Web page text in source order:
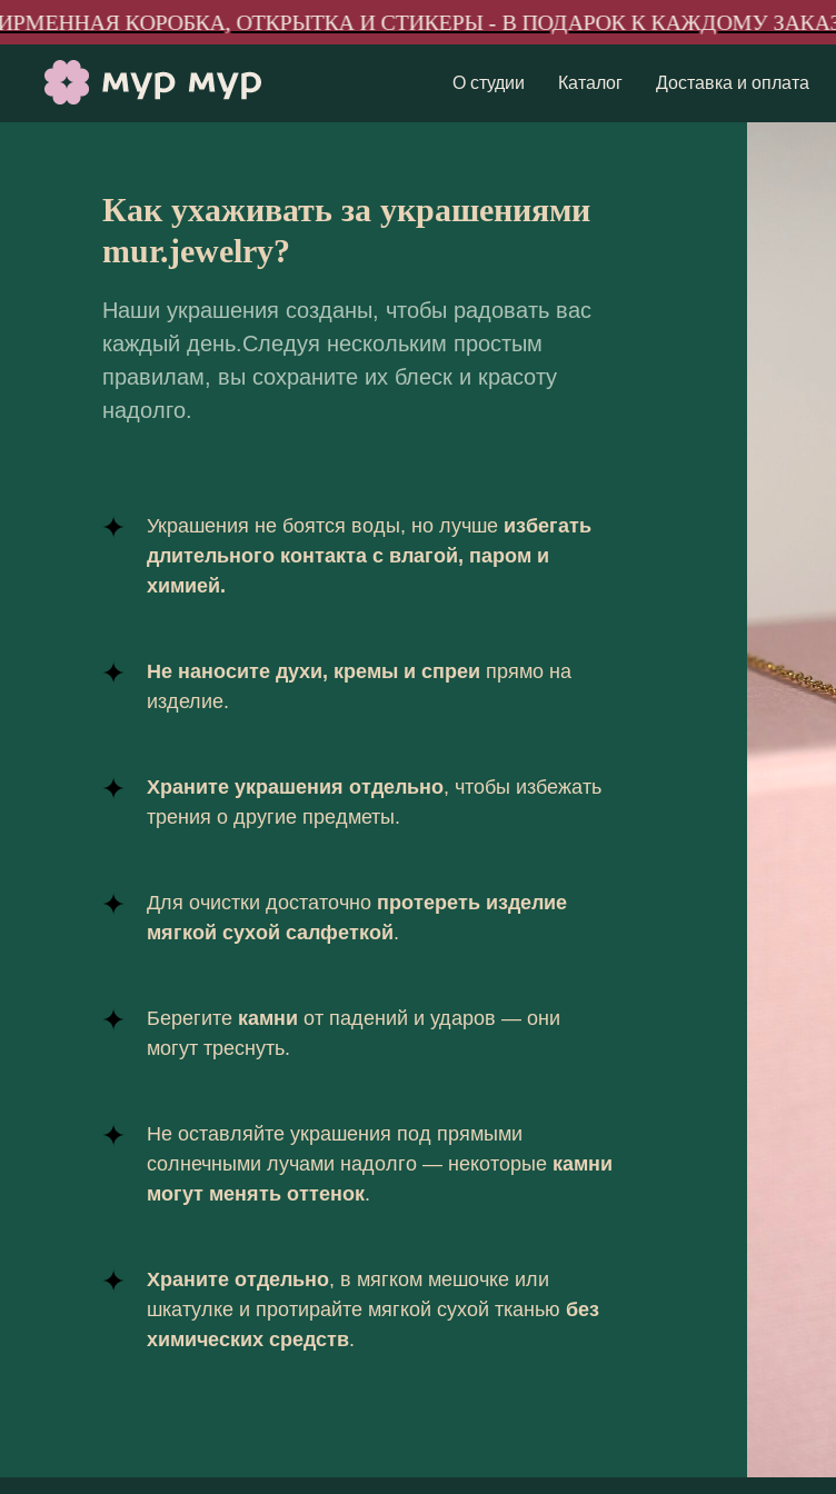
КОРОБКА, ОТКРЫТКА И СТИКЕРЫ - В ПОДАРОК К КАЖДОМУ ЗАКАЗУ!
О студии Каталог Доставка и оплата
Как ухаживать за украшениями
mur.jewelry?
Наши украшения созданы, чтобы радовать вас
каждый день.Следуя нескольким простым
правилам, вы сохраните их блеск и красоту
надолго.
Украшения не боятся воды, но лучше избегать
длительного контакта с влагой, паром и
химией.
Не наносите духи, кремы и спреи прямо на
изделие.
Храните украшения отдельно, чтобы избежать
трения о другие предметы.
Для очистки достаточно протереть изделие
мягкой сухой салфеткой.
Берегите камни от падений и ударов — они
могут треснуть.
Не оставляйте украшения под прямыми
солнечными лучами надолго — некоторые камни
могут менять оттенок.
Храните отдельно, в мягком мешочке или
шкатулке и протирайте мягкой сухой тканью без
химических средств.